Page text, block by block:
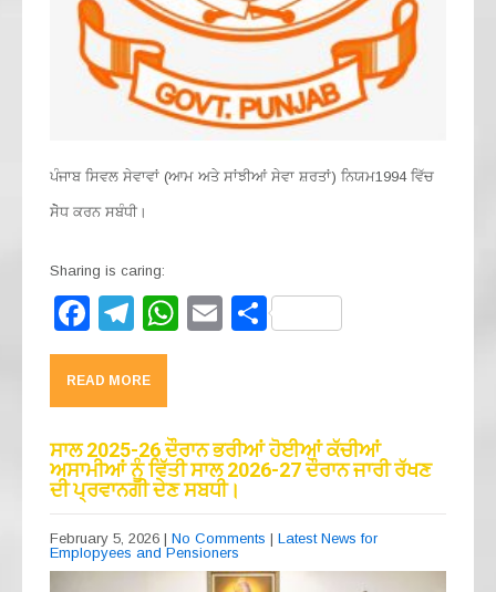
ਪੰਜਾਬ ਸਿਵਲ ਸੇਵਾਵਾਂ (ਆਮ ਅਤੇ ਸਾਂਝੀਆਂ ਸੇਵਾ ਸ਼ਰਤਾਂ) ਨਿਯਮ1994 ਵਿੱਚ
ਸੇੋਧ ਕਰਨ ਸਬੰਧੀ।
Sharing is caring:
F
a
c
e
b
o
o
k
T
el
e
gr
a
m
W
A
p
p
E S
READ MORE
ਸਾਲ 2025-26 ਦੌਰਾਨ ਭਰੀਆਂ ਹੋਈਆਂ ਕੱਚੀਆਂ
ਅਸਾਮੀਆਂ ਨੂੰ ਵਿੱਤੀ ਸਾਲ 2026-27 ਦੌਰਾਨ ਜਾਰੀ ਰੱਖਣ
ਦੀ ਪ੍ਰਵਾਨਗੀ ਦੇਣ ਸਬਧੀ।
February 5, 2026 | No Comments | Latest News for
Emplopyees and Pensioners